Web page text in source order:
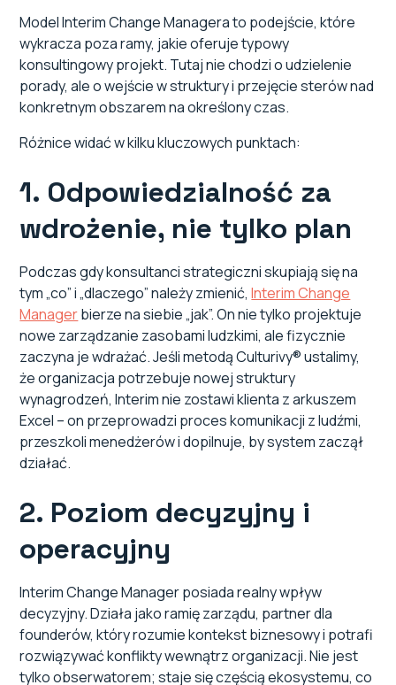
Model Interim Change Managera to podejście, które
wykracza poza ramy, jakie oferuje typowy
konsultingowy projekt. Tutaj nie chodzi o udzielenie
porady, ale o wejście w struktury i przejęcie sterów nad
konkretnym obszarem na określony czas.
Różnice widać w kilku kluczowych punktach:
1. Odpowiedzialność za
wdrożenie, nie tylko plan
Podczas gdy konsultanci strategiczni skupiają się na
tym „co” i „dlaczego” należy zmienić,Interim Change
Managerbierze na siebie „jak”. On nie tylko projektuje
nowe zarządzanie zasobami ludzkimi, ale fizycznie
zaczyna je wdrażać. Jeśli metodą Culturivy® ustalimy,
że organizacja potrzebuje nowej struktury
wynagrodzeń, Interim nie zostawi klienta z arkuszem
Excel – on przeprowadzi proces komunikacji z ludźmi,
przeszkoli menedżerów i dopilnuje, by system zaczął
działać.
2. Poziom decyzyjny i
operacyjny
Interim Change Manager posiada realny wpływ
decyzyjny. Działa jako ramię zarządu, partner dla
founderów, który rozumie kontekst biznesowy i potrafi
rozwiązywać konflikty wewnątrz organizacji. Nie jest
tylko obserwatorem; staje się częścią ekosystemu, co